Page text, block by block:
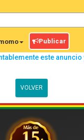
Publicar
este anuncio
VOLVER